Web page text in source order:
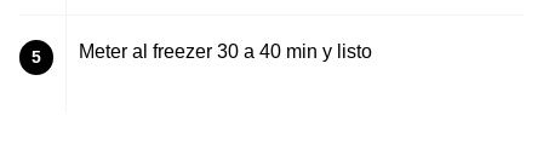
5 Meter al freezer 30 a 40 min y listo